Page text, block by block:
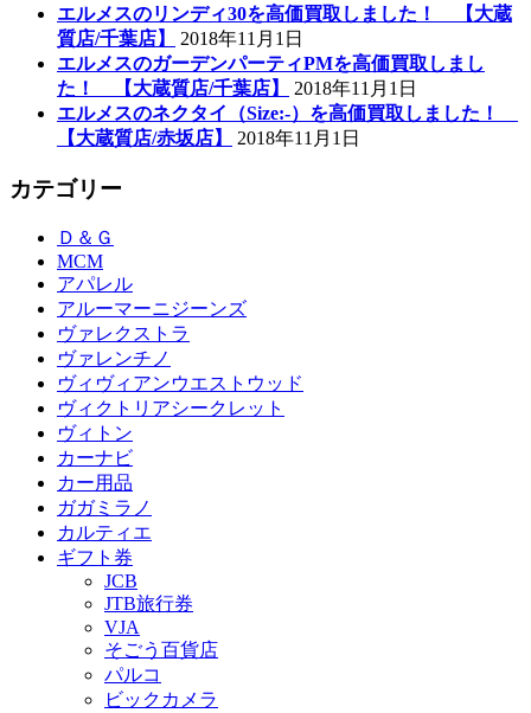
エルメスのリンディ30を高価買取しました！ 【大蔵
質店/千葉店】
2018年11月1日
エルメスのガーデンパーティPMを高価買取しまし
た！ 【大蔵質店/千葉店】
2018年11月1日
エルメスのネクタイ（Size:-）を高価買取しました！
【大蔵質店/赤坂店】
2018年11月1日
カテゴリー
Ｄ＆Ｇ
MCM
アパレル
アルーマーニジーンズ
ヴァレクストラ
ヴァレンチノ
ヴィヴィアンウエストウッド
ヴィクトリアシークレット
ヴィトン
カーナビ
カー用品
ガガミラノ
カルティエ
ギフト券
JCB
JTB旅行券
VJA
そごう百貨店
パルコ
ビックカメラ